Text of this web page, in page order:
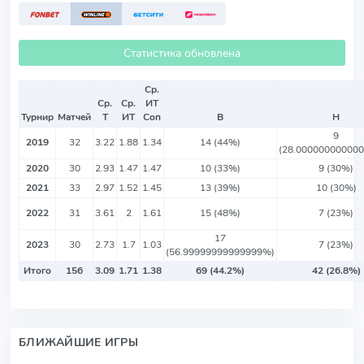
Статистика обновлена
Турнир Матчей
Ср.
Т
Ср.
ИТ
Ср.
ИТ
Соп
В
Н
2019
32 3.22 1.88 1.34 14 (44%)
9
2020
30 2.93 1.47 1.47 10 (33%)
9 (30%)
2021
33 2.97 1.52 1.45 13 (39%)
10 (30%)
2022
31 3.61 2 1.61 15 (48%) 7 (23%)
2023 30 2.73 1.7 1.03
17
(56.99999999999999%)
7 (23%)
Итого
156 3.09 1.71 1.38 69 (44.2%) 42 (26.8%)
БЛИЖАЙШИЕ ИГРЫ